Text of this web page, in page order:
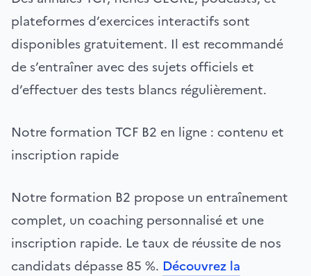
plateformes d’exercices interactifs sont
disponibles gratuitement. Il est recommandé
de s’entraîner avec des sujets officiels et
d’effectuer des tests blancs régulièrement.
Notre formation TCF B2 en ligne : contenu et
inscription rapide
Notre formation B2 propose un entraînement
complet, un coaching personnalisé et une
inscription rapide. Le taux de réussite de nos
candidats dépasse 85 %. Découvrez la